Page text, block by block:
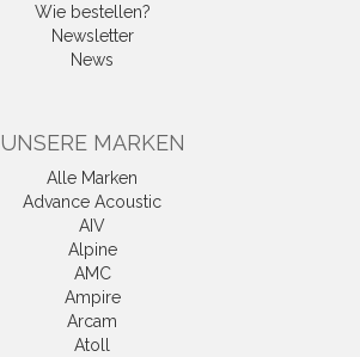
Wie bestellen?
Newsletter
News
UNSERE MARKEN
Alle Marken
Advance Acoustic
AIV
Alpine
AMC
Ampire
Arcam
Atoll